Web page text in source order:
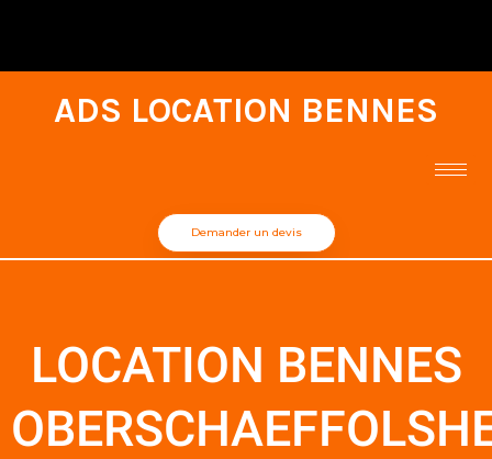
ADS LOCATION BENNES
Demander un devis
LOCATION BENNES